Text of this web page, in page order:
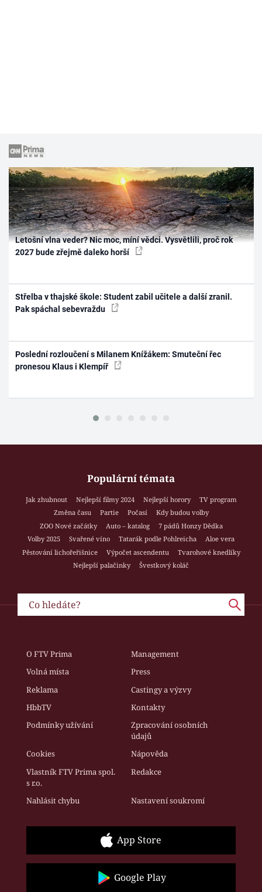
Letošní vlna veder? Nic moc, míní vědci. Vysvětlili, proč rok
2027 bude zřejmě daleko horší
Střelba v thajské škole: Student zabil učitele a další zranil.
Pak spáchal sebevraždu
Poslední rozloučení s Milanem Knížákem: Smuteční řec
pronesou Klaus i Klempíř
Populární témata
Jak zhubnout Nejlepší filmy 2024 Nejlepší horory
TV program
Změna času
Partie Počasí
Kdy budou volby
ZOO Nové začátky
Auto – katalog
7 pádů Honzy Dědka
Volby 2025
Svařené víno Tatarák podle Pohlreicha
Aloe vera
Pěstování lichořeřišnice
Výpočet ascendentu
Tvarohové knedlíky
Nejlepší palačinky
Švestkový koláč
O FTV Prima
Management
Volná místa
Press
Reklama
Castingy a výzvy
HbbTV
Kontakty
Podmínky užívání
Zpracování osobních
údajů
Cookies
Nápověda
Vlastník FTV Prima spol.
s r.o.
Redakce
Nahlásit chybu Nastavení soukromí
App Store
Google Play